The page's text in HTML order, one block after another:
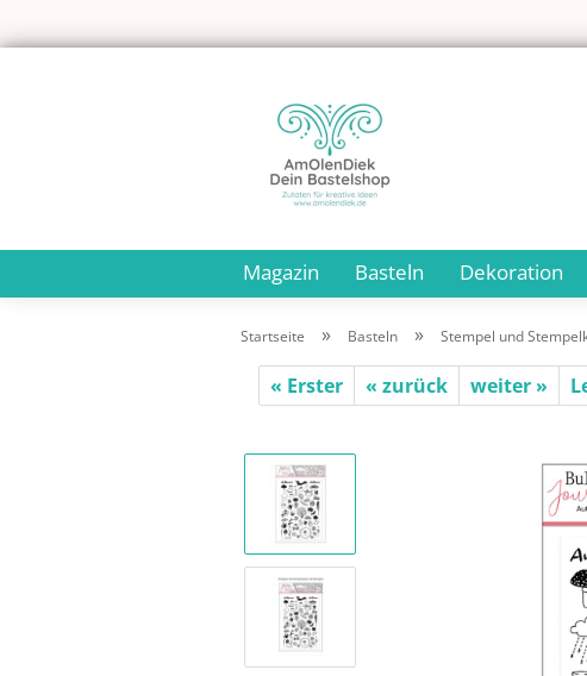
Magazin Basteln Dekoration
Startseite » Basteln » Stempel und
« Erster « zurück weiter »